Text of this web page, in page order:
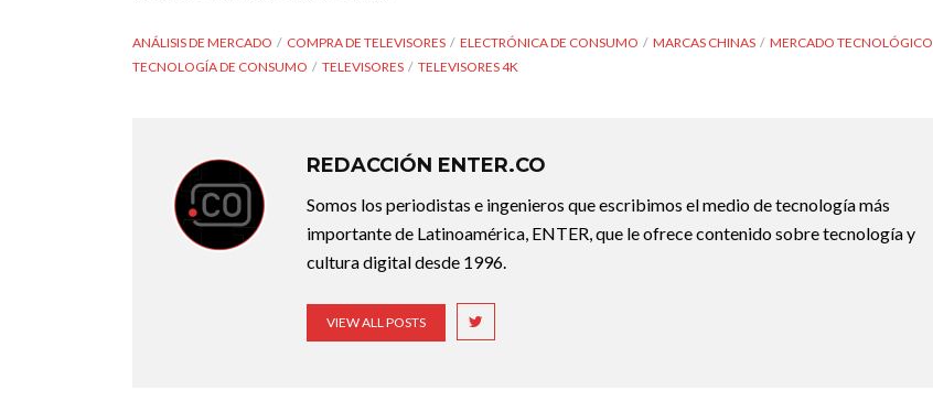
ANÁLISIS DE MERCADO COMPRA DE TELEVISORES ELECTRÓNICA DE CONSUMO MARCAS CHINAS
MERCADO TECNOLÓGICO
TECNOLOGÍA DE CONSUMO
TELEVISORES TELEVISORES 4K
REDACCIÓN ENTER.CO
Somos los periodistas e ingenieros que escribimos el medio de tecnología más
importante de Latinoamérica, ENTER, que le ofrece contenido sobre tecnología y
cultura digital desde 1996.
VIEW ALL POSTS